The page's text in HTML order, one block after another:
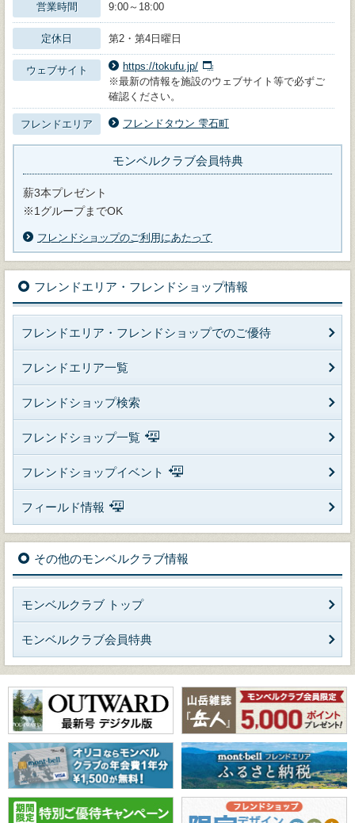
営業時間 9:00～18:00
定休日 第2・第4日曜日
ウェブサイト
https://tokufu.jp/
※最新の情報を施設のウェブサイト等で必ずご
確認ください。
フレンドエリア フレンドタウン 雫石町
モンベルクラブ会員特典
薪3本プレゼント
※1グループまでOK
フレンドショップのご利用にあたって
フレンドエリア・フレンドショップ情報
フレンドエリア・フレンドショップでのご優待
フレンドエリア一覧
フレンドショップ検索
フレンドショップ一覧
フレンドショップイベント
フィールド情報
その他のモンベルクラブ情報
モンベルクラブ トップ
モンベルクラブ会員特典